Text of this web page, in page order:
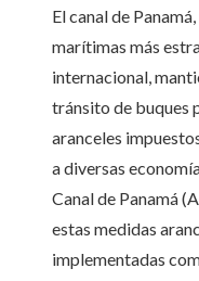
El canal de
marítimas más
internacional,
tránsito de buques
aranceles
a diversas
Canal de Panamá
estas medidas
implementadas